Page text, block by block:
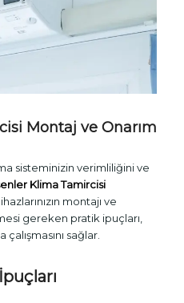
Montaj ve Onarım
sisteminizin verimliliğini ve
Klima Tamircisi
montajı ve
gereken pratik ipuçları,
sağlar.